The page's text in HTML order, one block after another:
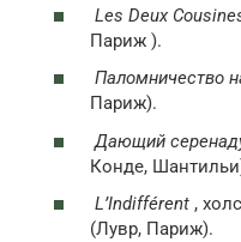
Les Deux
Париж ).
Паломничество
Париж).
Дающий
Конде,
L’Indifférent ,
(Лувр, Париж).